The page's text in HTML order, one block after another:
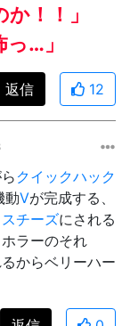
！！」
っ…」
返信 12
クイックハック
動Vが完成する、
チーズにされる
ラーのそれ
からベリーハー